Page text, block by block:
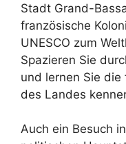
Stadt Grand-
französische
UNESCO zum
Spazieren Sie
und lernen Sie
des Landes
Auch ein Besuch